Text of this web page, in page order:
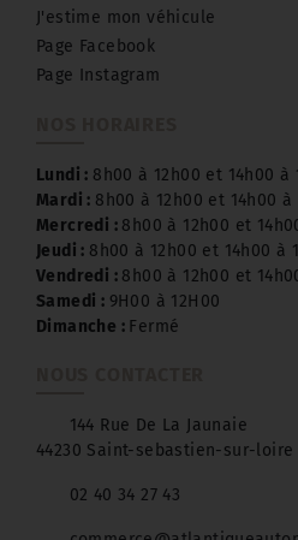
J'estime mon véhicule
Page Facebook
Page Instagram
Lundi : 8h00 à 12h00 et 14h00 à
Mardi : 8h00 à 12h00 et 14h00 à
Mercredi : 8h00 à 12h00 et
Jeudi : 8h00 à 12h00 et 14h00 à
Vendredi : 8h00 à 12h00 et
Samedi : 9H00 à 12H00
Dimanche : Fermé
144 Rue De La Jaunaie
44230 Saint-sebastien-sur-loire
02 40 34 27 43